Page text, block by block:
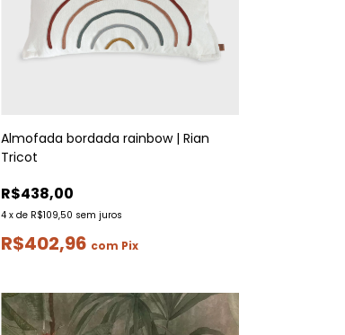
Almofada bordada rainbow | Rian
Tricot
R$438,00
4 x de R$109,50 sem juros
R$402,96 com Pix